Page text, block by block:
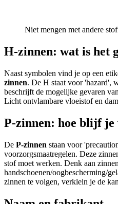
Niet mengen met andere
H-zinnen: wat is het
Naast symbolen vind je op een
zinnen. De H staat voor 'hazard',
beschrijft de mogelijke gevaren
Licht ontvlambare vloeistof en
P-zinnen: hoe blijf je
De P-zinnen staan voor
voorzorgsmaatregelen. Deze
stof moet werken. Denk aan
handschoenen/oogbescherming/
zinnen te volgen, verklein je de